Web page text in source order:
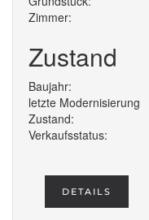
Zimmer:
Zustand
Baujahr:
letzte Modernisierung
Zustand:
Verkaufsstatus:
DETAILS